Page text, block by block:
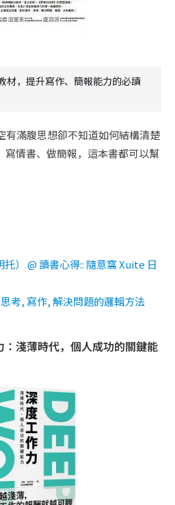
材，提升寫作、簡報能力的必讀
有滿腹思想卻不知道如何結構清楚
寫情書、做簡報，這本書都可以幫
） @ 讀書心得:: 隨意窩 Xuite 日
考, 寫作, 解決問題的邏輯方法
：淺薄時代，個人成功的關鍵能